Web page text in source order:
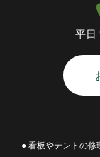
平日
● 看板やテントの